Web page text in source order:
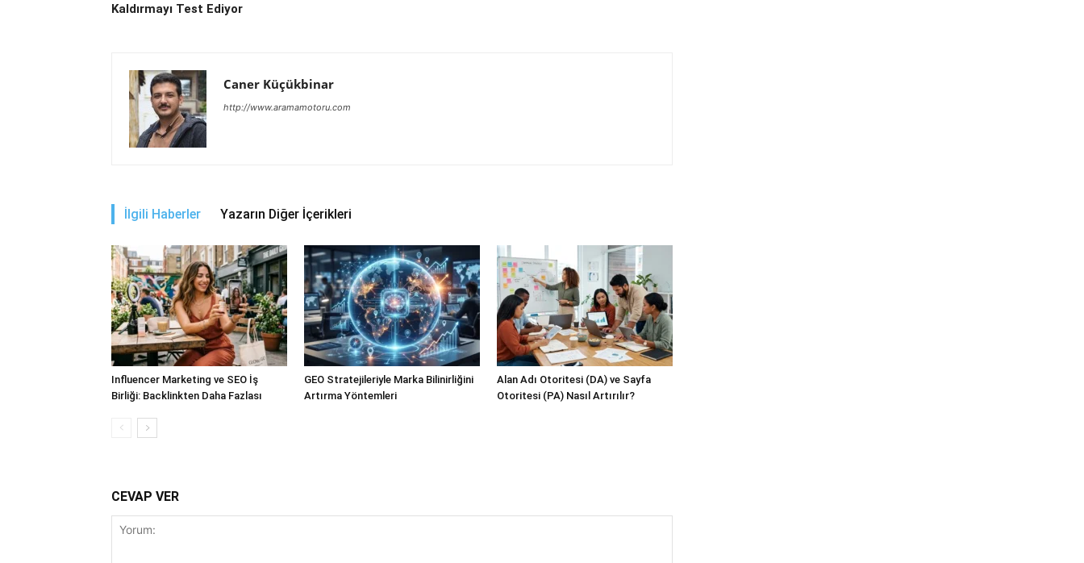
Kaldırmayı Test Ediyor
Caner Küçükbinar
http://www.aramamotoru.com
İlgili Haberler Yazarın Diğer İçerikleri
Influencer Marketing ve SEO İş
Birliği: Backlinkten Daha Fazlası
GEO Stratejileriyle Marka Bilinirliğini
Artırma Yöntemleri
Alan Adı Otoritesi (DA) ve Sayfa
Otoritesi (PA) Nasıl Artırılır?
CEVAP VER